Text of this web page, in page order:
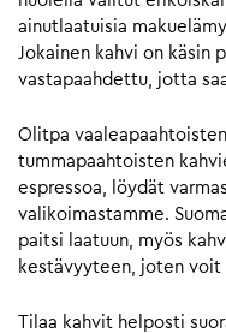
ainutlaatuisia
Jokainen kahvi on
vastapaahdettu, jotta
Olitpa
tummapaahtoisten
espressoa, löydät
valikoimastamme.
paitsi laatuun, myös
kestävyyteen, joten voit
Tilaa kahvit helposti